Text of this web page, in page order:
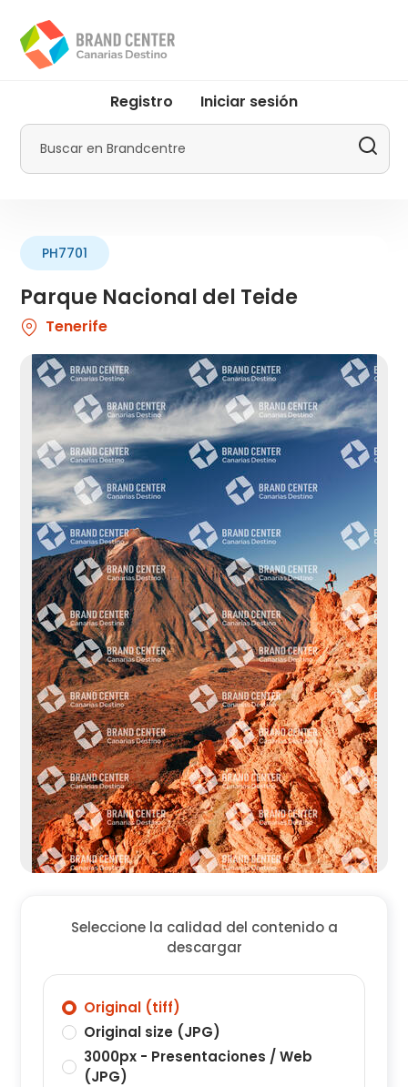
contenido
principal
menu
Promotur
Registro Iniciar sesión
Buscar
Parque Nacional del Teide
PH7701
Tenerife
Seleccione la calidad del contenido a
descargar
Original (tiff)
Original size (JPG)
3000px - Presentaciones / Web
(JPG)